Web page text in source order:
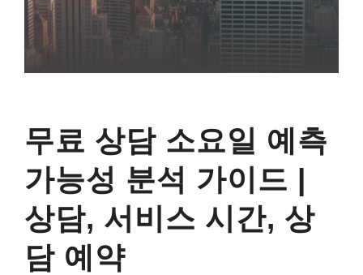
무료 상담 소요일 예측
가능성 분석 가이드 |
상담, 서비스 시간, 상
담 예약